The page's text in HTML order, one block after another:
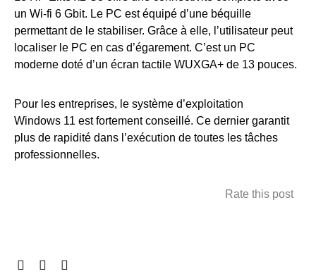
un Wi-fi 6 Gbit. Le PC est équipé d’une béquille
permettant de le stabiliser. Grâce à elle, l’utilisateur peut
localiser le PC en cas d’égarement. C’est un PC
moderne doté d’un écran tactile WUXGA+ de 13 pouces.
Pour les entreprises, le système d’exploitation
Windows 11 est fortement conseillé. Ce dernier garantit
plus de rapidité dans l’exécution de toutes les tâches
professionnelles.
Rate this post